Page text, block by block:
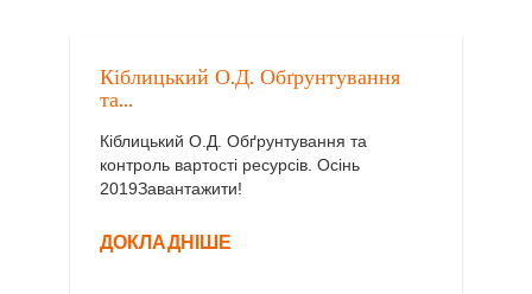
Кіблицький О.Д. Обґрунтування
та...
Кіблицький О.Д. Обґрунтування та
контроль вартості ресурсів. Осінь
2019Завантажити!
ДОКЛАДНІШЕ